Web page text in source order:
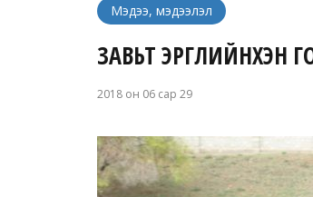
Мэдээ, мэдээлэл
ЗАВЬТ ЭРГҮҮЛИЙНХЭН
2018 он 06 сар 29